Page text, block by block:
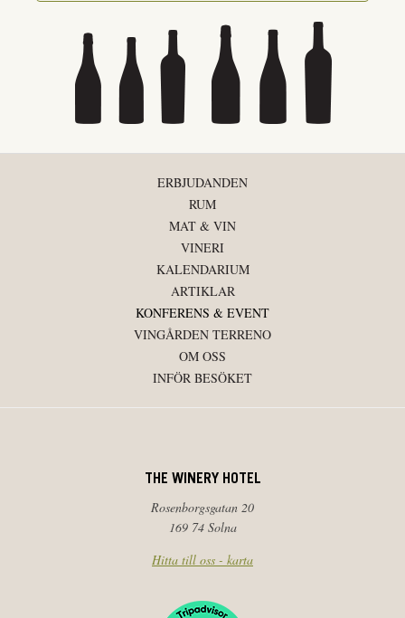
ERBJUDANDEN
RUM
MAT & VIN
VINERI
KALENDARIUM
ARTIKLAR
KONFERENS & EVENT
VINGÅRDEN TERRENO
OM OSS
INFÖR BESÖKET
THE WINERY HOTEL
Rosenborgsgatan 20
169 74 Solna
Hitta till oss - karta